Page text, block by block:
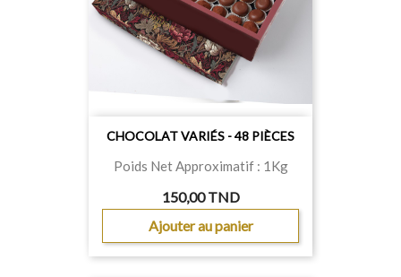
CHOCOLAT VARIÉS - 48 PIÈCES
Poids Net Approximatif : 1Kg
150,00 TND
Ajouter au panier